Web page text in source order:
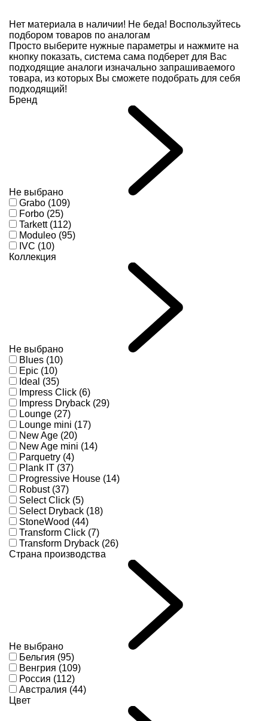
Нет материала в наличии! Не беда! Воспользуйтесь
подбором товаров по аналогам
Просто выберите нужные параметры и нажмите на
кнопку показать, система сама подберет для Вас
подходящие аналоги изначально запрашиваемого
товара, из которых Вы сможете подобрать для себя
подходящий!
Бренд
Не выбрано
Grabo (109)
Forbo (25)
Tarkett (112)
Moduleo (95)
IVC (10)
Коллекция
Не выбрано
Blues (10)
Epic (10)
Ideal (35)
Impress Click (6)
Impress Dryback (29)
Lounge (27)
Lounge mini (17)
New Age (20)
New Age mini (14)
Parquetry (4)
Plank IT (37)
Progressive House (14)
Robust (37)
Select Click (5)
Select Dryback (18)
StoneWood (44)
Transform Click (7)
Transform Dryback (26)
Страна производства
Не выбрано
Бельгия (95)
Венгрия (109)
Россия (112)
Австралия (44)
Цвет